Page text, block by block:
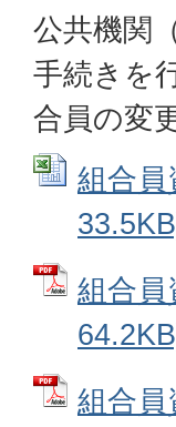
公共機関
手続きを
合員の変
組合
組合
組合